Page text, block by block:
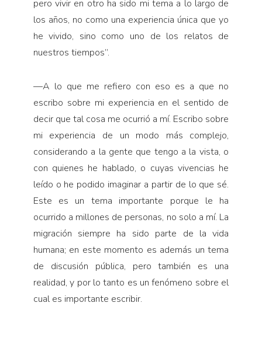
pero vivir en otro ha sido mi tema a lo largo de
los años, no como una experiencia única que yo
he vivido, sino como uno de los relatos de
nuestros tiempos”.
—A lo que me refiero con eso es a que no
escribo sobre mi experiencia en el sentido de
decir que tal cosa me ocurrió a mí. Escribo sobre
mi experiencia de un modo más complejo,
considerando a la gente que tengo a la vista, o
con quienes he hablado, o cuyas vivencias he
leído o he podido imaginar a partir de lo que sé.
Este es un tema importante porque le ha
ocurrido a millones de personas, no solo a mí. La
migración siempre ha sido parte de la vida
humana; en este momento es además un tema
de discusión pública, pero también es una
realidad, y por lo tanto es un fenómeno sobre el
cual es importante escribir.